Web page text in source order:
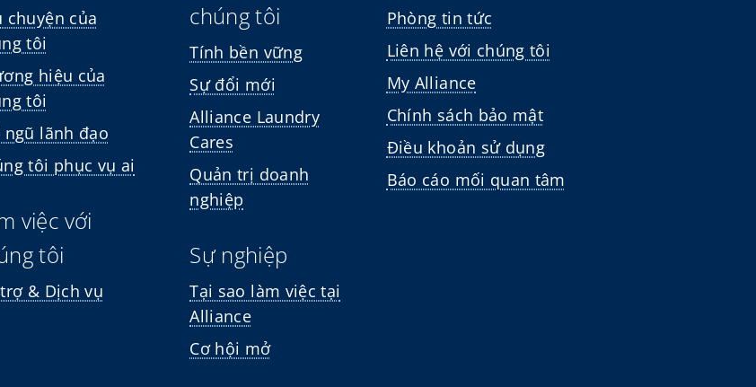
chuyện của
tôi
hiệu của
tôi
lãnh đạo
tôi phục vụ ai
việc với
tôi
& Dịch vụ
chúng tôi
Tính bền vững
Sự đổi mới
Alliance Laundry
Cares
Quản trị doanh
nghiệp
Sự nghiệp
Tại sao làm việc tại
Alliance
Cơ hội mở
Phòng tin tức
Liên hệ với chúng tôi
My Alliance
Chính sách bảo mật
Điều khoản sử dụng
Báo cáo mối quan tâm